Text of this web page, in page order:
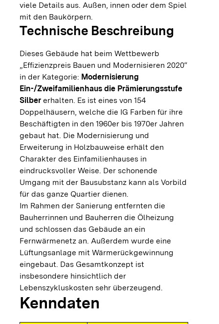
viele Details aus. Außen, innen oder dem Spiel
mit den Baukörpern.
Technische Beschreibung
Dieses Gebäude hat beim Wettbewerb
„Effizienzpreis Bauen und Modernisieren 2020“
in der Kategorie: Modernisierung
Ein-/Zweifamilienhaus die Prämierungsstufe
Silber erhalten. Es ist eines von 154
Doppelhäusern, welche die IG Farben für ihre
Beschäftigten in den 1960er bis 1970er Jahren
gebaut hat. Die Modernisierung und
Erweiterung in Holzbauweise erhält den
Charakter des Einfamilienhauses in
eindrucksvoller Weise. Der schonende
Umgang mit der Bausubstanz kann als Vorbild
für das ganze Quartier dienen.
Im Rahmen der Sanierung entfernten die
Bauherrinnen und Bauherren die Ölheizung
und schlossen das Gebäude an ein
Fernwärmenetz an. Außerdem wurde eine
Lüftungsanlage mit Wärmerückgewinnung
eingebaut. Das Gesamtkonzept ist
insbesondere hinsichtlich der
Lebenszykluskosten sehr überzeugend.
Kenndaten